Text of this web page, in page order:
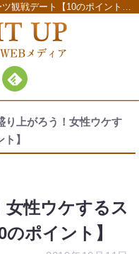
一緒に盛り上がろう！女性ウケするスポーツ観戦デート【10のポイント】 - LIGHT UP（ライトアップ）
り上がろう！女性ウケす
】
性ウケするス
ポイント】